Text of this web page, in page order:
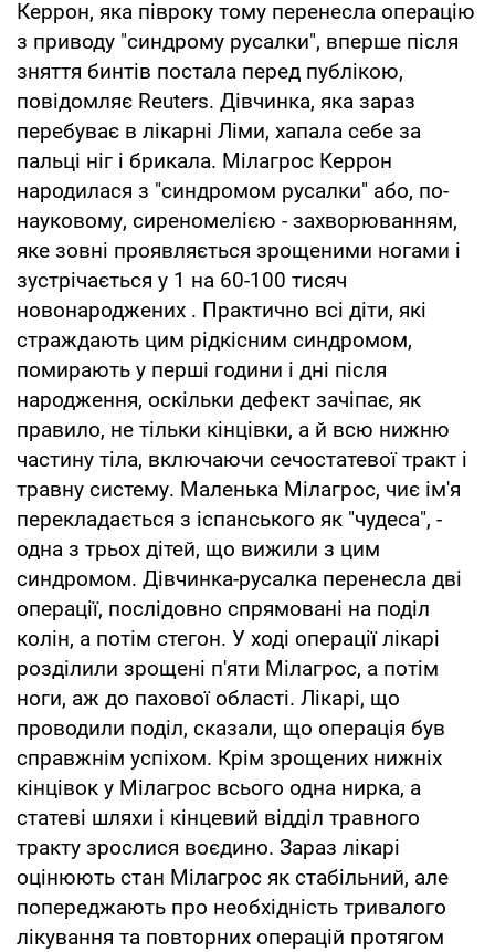
Керрон, яка півроку тому перенесла операцію
з приводу "синдрому русалки", вперше після
зняття бинтів постала перед публікою,
повідомляє Reuters. Дівчинка, яка зараз
перебуває в лікарні Ліми, хапала себе за
пальці ніг і брикала. Мілагрос Керрон
народилася з "синдромом русалки" або, по-
науковому, сиреномелією - захворюванням,
яке зовні проявляється зрощеними ногами і
зустрічається у 1 на 60-100 тисяч
новонароджених . Практично всі діти, які
страждають цим рідкісним синдромом,
помирають у перші години і дні після
народження, оскільки дефект зачіпає, як
правило, не тільки кінцівки, а й всю нижню
частину тіла, включаючи сечостатевої тракт і
травну систему. Маленька Мілагрос, чиє ім'я
перекладається з іспанського як "чудеса", -
одна з трьох дітей, що вижили з цим
синдромом. Дівчинка-русалка перенесла дві
операції, послідовно спрямовані на поділ
колін, а потім стегон. У ході операції лікарі
розділили зрощені п'яти Мілагрос, а потім
ноги, аж до пахової області. Лікарі, що
проводили поділ, сказали, що операція був
справжнім успіхом. Крім зрощених нижніх
кінцівок у Мілагрос всього одна нирка, а
статеві шляхи і кінцевий відділ травного
тракту зрослися воєдино. Зараз лікарі
оцінюють стан Мілагрос як стабільний, але
попереджають про необхідність тривалого
лікування та повторних операцій протягом